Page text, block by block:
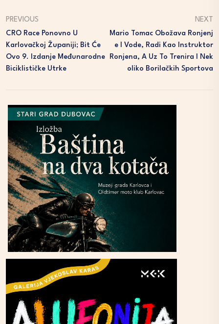
PREVIOUS
CRO Race Ponovno U
Karlovačkoj Županiji; Bit Će
Ovo 9. Izdanje Međunarodne
Biciklističke Utrke
NEXT
Mario Tomac Obožava Ronjenj
E I Vode, Radi Kao Instruktor
Ronjena, A Uz To Trenira I Nek
Oliko Borilačkih Sportova